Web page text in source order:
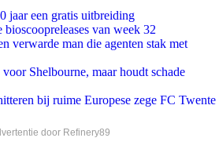
jaar een gratis uitbreiding
van week 32
verwarde man die agenten stak met
Shelbourne, maar houdt schade
bij ruime Europese zege FC Twente
door Refinery89